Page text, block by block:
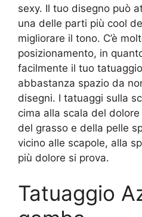
sexy. Il tuo disegno può
una delle parti più cool
migliorare il tono. C’è
posizionamento, in
facilmente il tuo
abbastanza spazio da
disegni. I tatuaggi sulla
cima alla scala del
del grasso e della pelle
vicino alle scapole, alla
più dolore si prova.
Tatuaggio